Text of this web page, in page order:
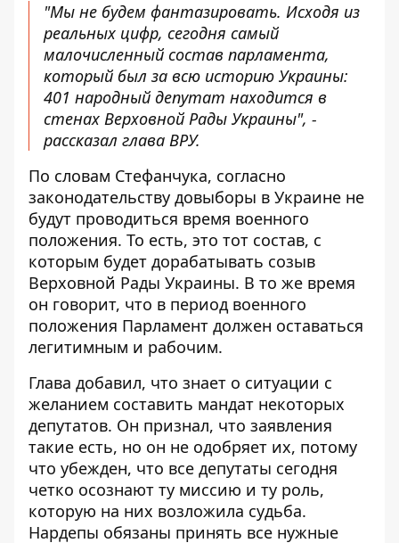
"Мы не будем фантазировать. Исходя из
реальных цифр, сегодня самый
малочисленный состав парламента,
который был за всю историю Украины:
401 народный депутат находится в
стенах Верховной Рады Украины", -
рассказал глава ВРУ.
По словам Стефанчука, согласно
законодательству довыборы в Украине не
будут проводиться время военного
положения. То есть, это тот состав, с
которым будет дорабатывать созыв
Верховной Рады Украины. В то же время
он говорит, что в период военного
положения Парламент должен оставаться
легитимным и рабочим.
Глава добавил, что знает о ситуации с
желанием составить мандат некоторых
депутатов. Он признал, что заявления
такие есть, но он не одобряет их, потому
что убежден, что все депутаты сегодня
четко осознают ту миссию и ту роль,
которую на них возложила судьба.
Нардепы обязаны принять все нужные